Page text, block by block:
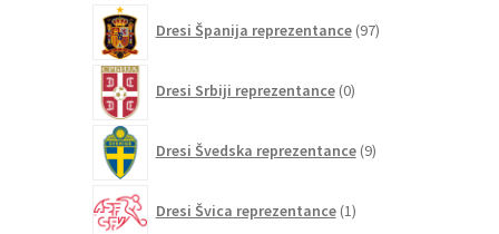
Dresi Španija reprezentance 97izdelkov
Dresi Srbiji reprezentance 0izdelkov
Dresi Švedska reprezentance 9izdelkov
Dresi Švica reprezentance 1izdelek